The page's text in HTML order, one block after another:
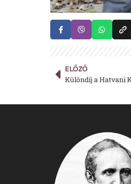
ELŐZŐ
Különdíj a Hatvani